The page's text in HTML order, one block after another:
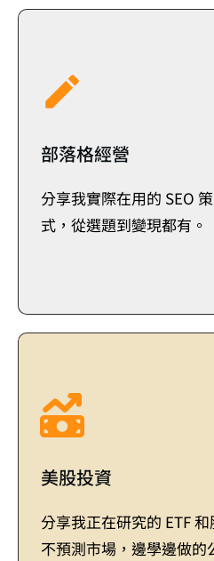
部落格經營
分享我實際在用的 SEO
式，從選題到變現都有。
美股投資
分享我正在研究的 ETF
不預測市場，邊學邊做的